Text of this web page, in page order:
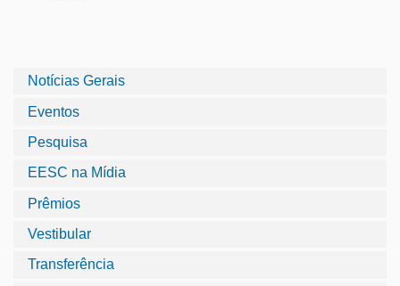
Notícias Gerais
Eventos
Pesquisa
EESC na Mídia
Prêmios
Vestibular
Transferência